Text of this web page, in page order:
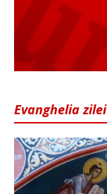
Evanghelia zilei